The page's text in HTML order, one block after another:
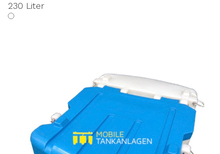
230 Liter